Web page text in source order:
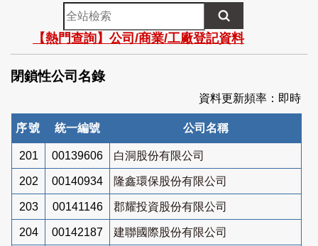
全
站
檢
索
【熱門查詢】公司/商業/工廠登記資料
閉鎖性公司名錄
資料更新頻率：即時
序號 統一編號 公司名稱
201 00139606 白洞股份有限公司
202 00140934 隆鑫環保股份有限公司
203 00141146 郡耀投資股份有限公司
204 00142187 建聯國際股份有限公司